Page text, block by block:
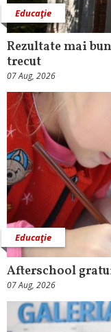
Educaţie
Rezultate mai
trecut
07 Aug, 2026
Educaţie
Afterschool
07 Aug, 2026